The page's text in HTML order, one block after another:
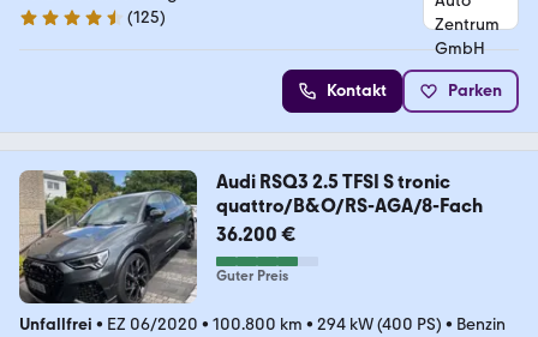
4.3 Sterne
(125)
Kontakt Parken
Audi RSQ3 2.5 TFSI S tronic
quattro/B&O/RS-AGA/8-Fach
36.200 €
Guter Preis
Unfallfrei • EZ 06/2020 • 100.800 km • 294 kW (400 PS) • Benzin